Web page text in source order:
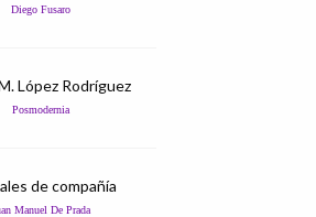
Diego Fusaro
López Rodríguez
Posmodernia
de compañía
Manuel De Prada